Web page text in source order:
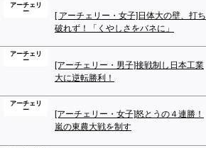
アーチェリ
ー
[ アーチェリー・女子]日体大の壁、打ち
破れず！「くやしさをバネに」
アーチェリ
ー
[アーチェリー・男子]接戦制し日本工業
大に逆転勝利！
アーチェリ
ー
[アーチェリー・女子]怒とうの４連勝！
嵐の東農大戦を制す